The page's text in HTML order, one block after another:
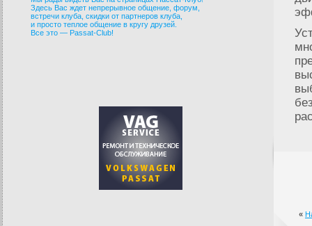
Здесь Вас ждет непрерывное общение, форум,
встречи клуба, скидки от партнеров клуба,
и просто теплое общение в кругу друзей.
Все это — Passat-Club!
«